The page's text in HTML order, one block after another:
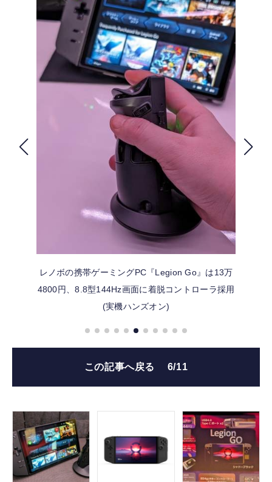
FOLLOW US
レノボの携帯ゲーミングPC『Legion Go』は13万
4800円、8.8型144Hz画面に着脱コントローラ採用
(実機ハンズオン)
この記事へ戻る 6/11